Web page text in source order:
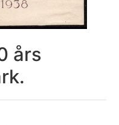
års